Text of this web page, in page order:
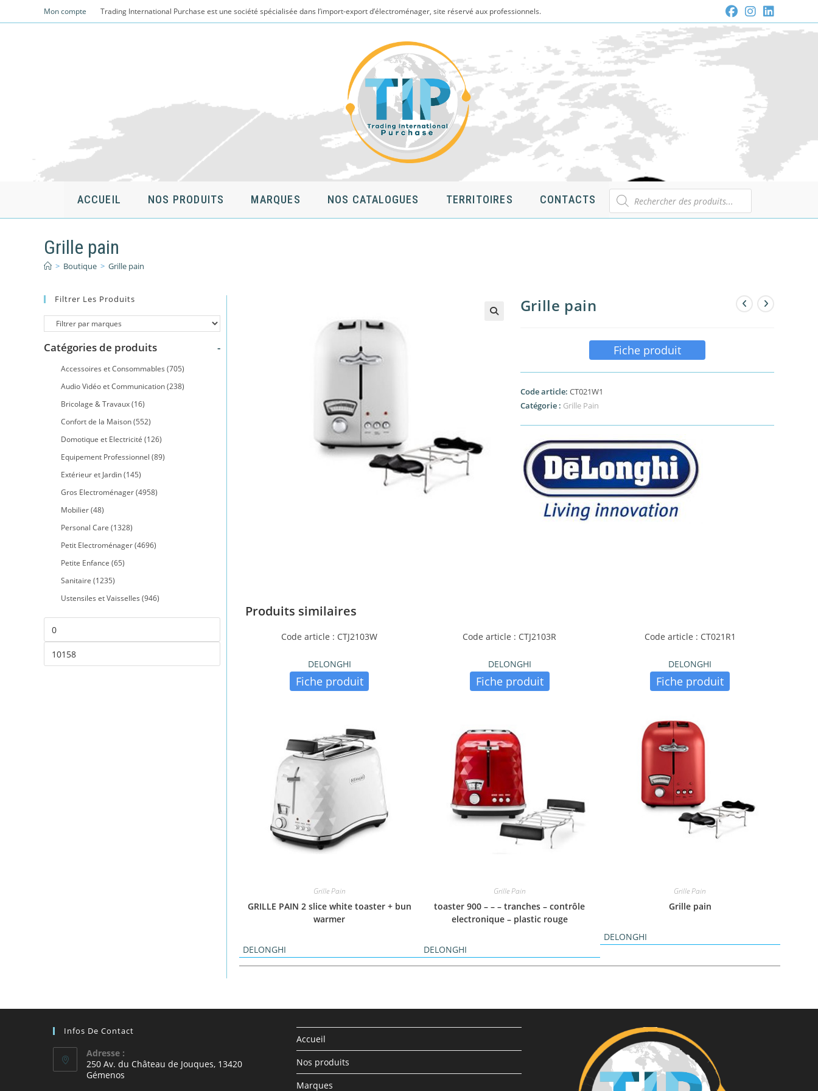
to
Mon compte Trading International Purchase est une société spécialisée dans l’import-export d’électroménager, site réservé aux professionnels.
ACCUEIL NOS PRODUITS MARQUES NOS CATALOGUES TERRITOIRES CONTACTS
Recherche
de
produits
Grille pain
> Boutique > Grille pain
Grille pain
Fiche produit
Code article: CT021W1
Catégorie : Grille Pain
Produits similaires
Code article : CTJ2103W
DELONGHI
Fiche produit
Grille Pain
GRILLE PAIN 2 slice white toaster + bun
warmer
DELONGHI
Code article : CTJ2103R
DELONGHI
Fiche produit
Grille Pain
toaster 900 – – – tranches – contrôle
electronique – plastic rouge
DELONGHI
Code article : CT021R1
DELONGHI
Fiche produit
Grille Pain
Grille pain
DELONGHI
Filtrer Les Produits
Catégories de produits -
Accessoires et Consommables (705)
Audio Vidéo et Communication(238)
Bricolage & Travaux(16)
Confort de la Maison(552)
Domotique et Electricité (126)
Equipement Professionnel (89)
Extérieur et Jardin(145)
Gros Electroménager(4958)
Mobilier(48)
Personal Care (1328)
Petit Electroménager(4696)
Petite Enfance (65)
Sanitaire (1235)
Ustensiles et Vaisselles (946)
Infos De Contact
Adresse :
250 Av. du Château de Jouques, 13420
Gémenos
Accueil
Nos produits
Marques